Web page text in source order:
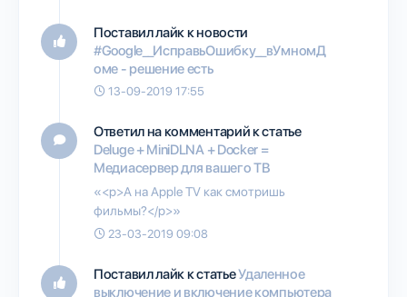
Поставил лайк к новости
#Google__ИсправьОшибку__вУмномД
оме - решение есть
13-09-2019 17:55
Ответил на комментарий к статье
Deluge + MiniDLNA + Docker =
Медиасервер для вашего ТВ
«<p>А на Apple TV как смотришь
фильмы?</p>»
23-03-2019 09:08
Поставил лайк к статьеУдаленное
выключение и включение компьютера